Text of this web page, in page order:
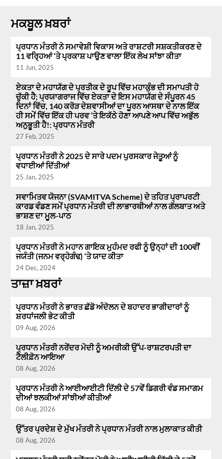
ਮਕਬੂਲ ਖ਼ਬਰਾਂ
ਪ੍ਰਧਾਨ ਮੰਤਰੀ ਨੇ ਸਮਾਵੇਸ਼ੀ ਵਿਕਾਸ ਅਤੇ ਰਾਸ਼ਟਰੀ ਸਸ਼ਕਤੀਕਰਣ ਦੇ
11 ਵਰ੍ਹਿਆਂ ‘ਤੇ ਪ੍ਰਕਾਸ਼ ਪਾਉਣ ਵਾਲਾ ਇੱਕ ਲੇਖ ਸਾਂਝਾ ਕੀਤਾ
11 Jun, 2025
ਏਕਤਾ ਦੇ ਮਹਾਯੱਗ ਦੇ ਪ੍ਰਤੀਕ ਦੇ ਰੂਪ ਵਿੱਚ ਮਹਾਕੁੰਭ ਦੀ ਸਮਾਪਤੀ ਹੋ
ਚੁੱਕੀ ਹੈ; ਪ੍ਰਯਾਗਰਾਜ ਵਿੱਚ ਏਕਤਾ ਦੇ ਇਸ ਮਹਾਯੱਗ ਦੇ ਸੰਪੂਰਨ 45
ਦਿਨਾਂ ਵਿੱਚ, 140 ਕਰੋੜ ਦੇਸ਼ਵਾਸੀਆਂ ਦਾ ਪੂਰਨ ਆਸਥਾ ਦੇ ਨਾਲ ਇੱਕ
ਹੀ ਸਮੇਂ ਵਿੱਚ ਇੱਕ ਹੀ ਪਰਵ ‘ਤੇ ਇਕੱਠੇ ਹੋਣਾ ਆਪਣੇ ਆਪ ਵਿੱਚ ਅਭੁੱਲ
ਅਨੁਭੂਤੀ ਹੈ!: ਪ੍ਰਧਾਨ ਮੰਤਰੀ
27 Feb, 2025
ਪ੍ਰਧਾਨ ਮੰਤਰੀ ਨੇ 2025 ਦੇ ਸਾਰੇ ਪਦਮ ਪੁਰਸਕਾਰ ਜੇਤੂਆਂ ਨੂੰ
ਵਧਾਈਆਂ ਦਿੱਤੀਆਂ
25 Jan, 2025
ਸਵਾਮਿਤਵ ਯੋਜਨਾ (SVAMITVA Scheme) ਦੇ ਤਹਿਤ ਪ੍ਰਾਪਰਟੀ
ਕਾਰਡ ਵੰਡਣ ਸਮੇਂ ਪ੍ਰਧਾਨ ਮੰਤਰੀ ਦੀ ਲਾਭਾਰਥੀਆਂ ਨਾਲ ਗੱਲਬਾਤ ਅਤੇ
ਭਾਸ਼ਣ ਦਾ ਮੂਲ-ਪਾਠ
18 Jan, 2025
ਪ੍ਰਧਾਨ ਮੰਤਰੀ ਨੇ ਮਹਾਨ ਗਾਇਕ ਮੁਹੰਮਦ ਰਫੀ ਨੂੰ ਉਨ੍ਹਾਂ ਦੀ 100ਵੀਂ
ਜਯੰਤੀ (ਜਨਮ ਵਰ੍ਹੇਗੰਢ) ‘ਤੇ ਯਾਦ ਕੀਤਾ
24 Dec, 2024
ਤਾਜ਼ਾ ਖ਼ਬਰਾਂ
ਪ੍ਰਧਾਨ ਮੰਤਰੀ ਨੇ ਭਾਰਤ ਛੱਡੋ ਅੰਦੋਲਨ ਦੇ ਬਹਾਦਰ ਭਾਗੀਦਾਰਾਂ ਨੂੰ
ਸ਼ਰਧਾਂਜਲੀ ਭੇਟ ਕੀਤੀ
09 Aug, 2026
ਪ੍ਰਧਾਨ ਮੰਤਰੀ ਨਰੇਂਦਰ ਮੋਦੀ ਨੂੰ ਅਮਰੀਕੀ ਉੱਪ-ਰਾਸ਼ਟਰਪਤੀ ਦਾ
ਟੈਲੀਫ਼ੋਨ ਆਇਆ
08 Aug, 2026
ਪ੍ਰਧਾਨ ਮੰਤਰੀ ਨੇ ਆਈਆਈਟੀ ਦਿੱਲੀ ਦੇ 57ਵੇਂ ਡਿਗਰੀ ਵੰਡ ਸਮਾਗਮ
ਦੀਆਂ ਝਲਕੀਆਂ ਸਾਂਝੀਆਂ ਕੀਤੀਆਂ
08 Aug, 2026
ਉੱਤਰ ਪ੍ਰਦੇਸ਼ ਦੇ ਮੁੱਖ ਮੰਤਰੀ ਨੇ ਪ੍ਰਧਾਨ ਮੰਤਰੀ ਨਾਲ ਮੁਲਾਕਾਤ ਕੀਤੀ
08 Aug, 2026